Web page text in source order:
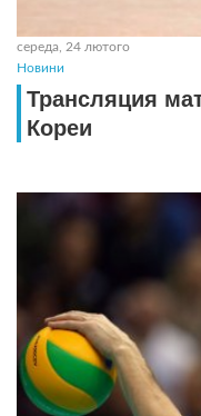
середа, 24 лютого
Новини
Трансляция
Кореи